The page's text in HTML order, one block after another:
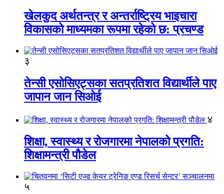
खेलकुद अर्थतन्त्र र अन्तर्राष्ट्रिय भाइचारा
विकासको माध्यमका रूपमा रहेको छ: प्रचण्ड
३
तेन्सी एसोसिएट्सका सतप्रतिशत विद्यार्थीले पाए
जापान जान सिओई
४
शिक्षा, स्वास्थ्य र रोजगारमा नेपालको प्रगति:
शिक्षामन्त्री पौडेल
५